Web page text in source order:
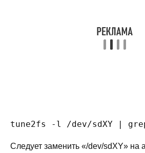
tune2fs -l /dev/sdXY |
Следует заменить «/dev/sdXY» на